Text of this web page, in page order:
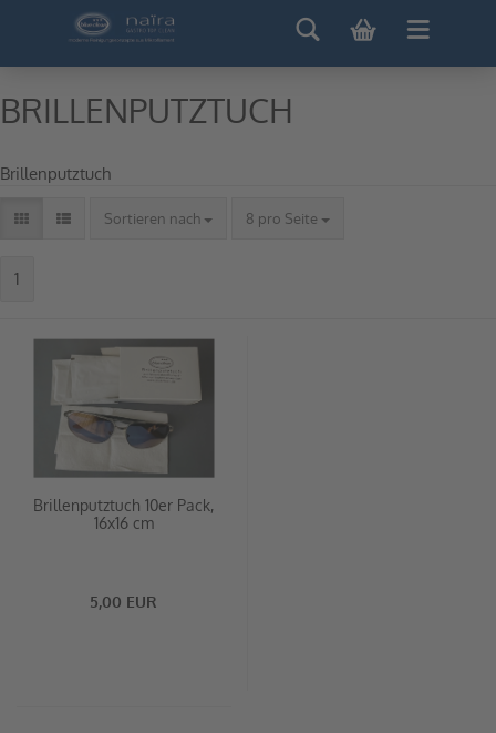
BRILLENPUTZTUCH
Brillenputztuch
Sortieren nach 8 pro Seite
1
Brillenputztuch 10er Pack,
16x16 cm
5,00 EUR